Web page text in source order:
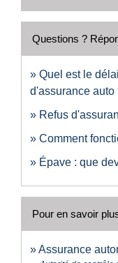
Questions ?
Quel est le
d'assurance auto
Refus
Comment
Épave : que
Pour en savoir
Assurance